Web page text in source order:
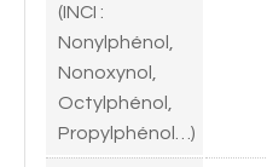
(INCI :
Nonylphénol,
Nonoxynol,
Octylphénol,
Propylphénol…)